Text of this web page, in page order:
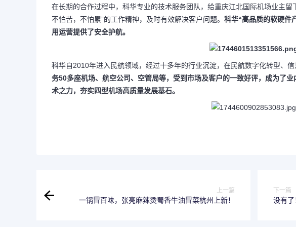
在长期的合作过程中，科华专业的技术服务团队，给重庆江北国际机场业主留
不怕苦，不怕累”的工作精神，及时有效解决客户问题。 科华“高品质的软硬件
用运营提供了安全护航。
科华自2010年进入民航领域，经过十多年的行业沉淀，在民航数字化转型、信
务50多座机场、航空公司、空管局等，受到市场及客户的一致好评，成为了
术之力，夯实四型机场高质量发展基石。
上一篇
一锅冒百味，张亮麻辣烫蜀香牛油冒菜杭州上新！
下一篇
没有了